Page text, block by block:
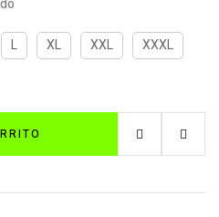
L XL XXL
XXXL